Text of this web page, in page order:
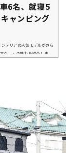
6名、就寝5
ャンピング
テリアの人気モデルがさら
ウル」の魅力を紹介しま